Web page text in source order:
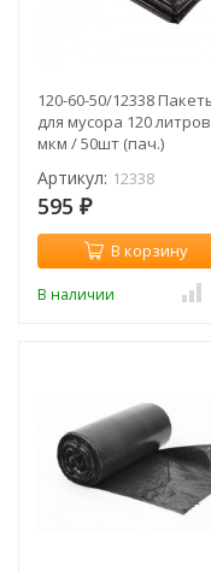
120-60-50/12338
для мусора 120
мкм / 50шт (пач.)
Артикул: 12338
595 ₽
В корзину
В наличии